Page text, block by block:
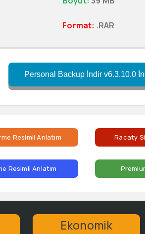
Format: .RAR
Personal Backup İndir v6.3.10.0
Resimli Anlatım Racaty
Resimli Anlatım
Ekonomik